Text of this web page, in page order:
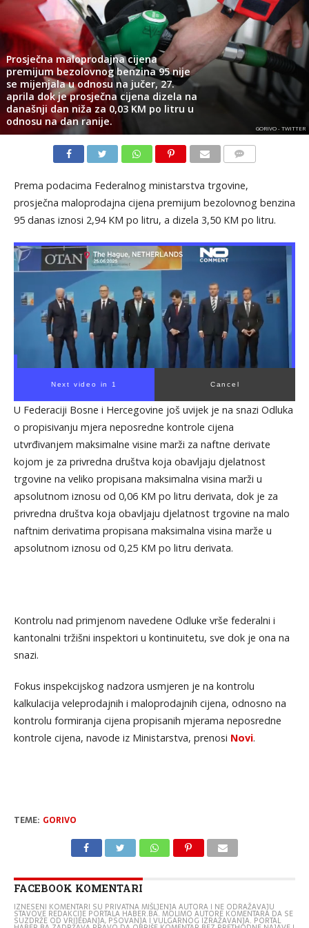
Prosječna maloprodajna cijena
premijum bezolovnog benzina 95 nije
se mijenjala u odnosu na jučer, 27.
aprila dok je prosječna cijena dizela na
današnji dan niža za 0,03 KM po litru u
odnosu na dan ranije.
GORIVO - TWITTER
Prema podacima Federalnog ministarstva trgovine,
prosječna maloprodajna cijena premijum bezolovnog benzina
95 danas iznosi 2,94 KM po litru, a dizela 3,50 KM po litru.
Next video in 1 Cancel
U Federaciji Bosne i Hercegovine još uvijek je na snazi Odluka
o propisivanju mjera neposredne kontrole cijena
utvrđivanjem maksimalne visine marži za naftne derivate
kojom je za privredna društva koja obavljaju djelatnost
trgovine na veliko propisana maksimalna visina marži u
apsolutnom iznosu od 0,06 KM po litru derivata, dok je za
privredna društva koja obavljaju djelatnost trgovine na malo
naftnim derivatima propisana maksimalna visina marže u
apsolutnom iznosu od 0,25 KM po litru derivata.
Kontrolu nad primjenom navedene Odluke vrše federalni i
kantonalni tržišni inspektori u kontinuitetu, sve dok je ona na
snazi.
Fokus inspekcijskog nadzora usmjeren je na kontrolu
kalkulacija veleprodajnih i maloprodajnih cijena, odnosno na
kontrolu formiranja cijena propisanih mjerama neposredne
kontrole cijena, navode iz Ministarstva, prenosi Novi.
TEME: GORIVO
FACEBOOK KOMENTARI
IZNESENI KOMENTARI SU PRIVATNA MIŠLJENJA AUTORA I NE ODRAŽAVAJU
STAVOVE REDAKCIJE PORTALA HABER.BA. MOLIMO AUTORE KOMENTARA DA SE
SUZDRŽE OD VRIJEĐANJA, PSOVANJA I VULGARNOG IZRAŽAVANJA. PORTAL